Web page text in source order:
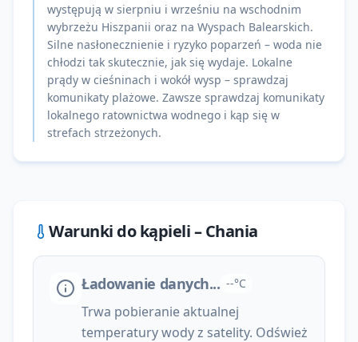
występują w sierpniu i wrześniu na wschodnim
wybrzeżu Hiszpanii oraz na Wyspach Balearskich.
Silne nasłonecznienie i ryzyko poparzeń – woda nie
chłodzi tak skutecznie, jak się wydaje. Lokalne
prądy w cieśninach i wokół wysp – sprawdzaj
komunikaty plażowe. Zawsze sprawdzaj komunikaty
lokalnego ratownictwa wodnego i kąp się w
strefach strzeżonych.
Warunki do kąpieli –Chania
Ładowanie danych... --°C
Trwa pobieranie aktualnej
temperatury wody z satelity. Odśwież